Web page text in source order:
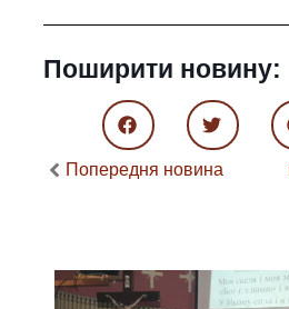
Поширити новину:
Попередня новина